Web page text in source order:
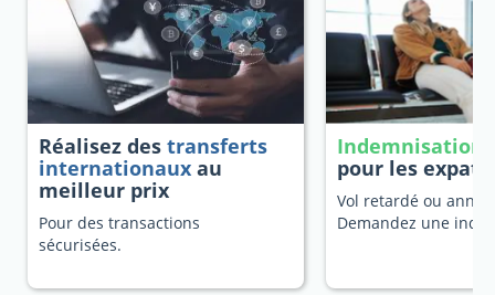
Réalisez des transferts
internationaux au
meilleur prix
Pour des transactions
sécurisées.
Indemnisation
pour les
Vol retardé ou
Demandez une